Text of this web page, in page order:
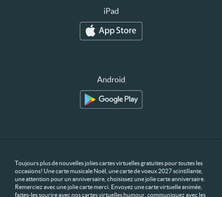
iPad
Android
Toujours plus de nouvelles jolies cartes virtuelles gratuites pour toutes les
occasions! Une carte musicale Noël, une carte de voeux 2027 scintillante,
une attention pour un anniversaire, choisissez une jolie carte anniversaire.
Remerciez avec une jolie carte merci. Envoyez une carte virtuelle animée,
faites-les sourire avec nos cartes virtuelles humour, communiquez avec les